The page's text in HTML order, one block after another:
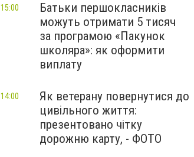
Батьки першокласників
можуть отримати 5 тисяч
за програмою «Пакунок
школяра»: як оформити
виплату
15:00
Як ветерану повернутися до
цивільного життя:
презентовано чітку
дорожню карту, - ФОТО
14:00